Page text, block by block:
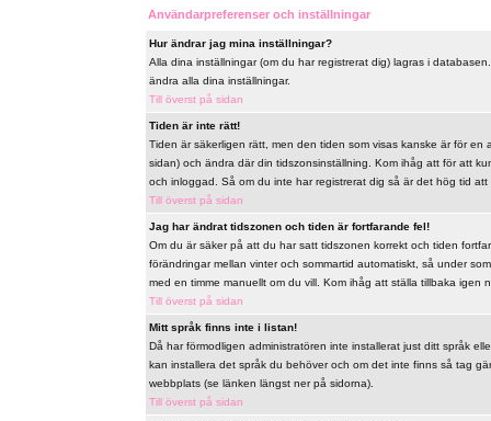
Användarpreferenser och inställningar
Hur ändrar jag mina inställningar?
Alla dina inställningar (om du har registrerat dig) lagras i
ändra alla dina inställningar.
Till överst på sidan
Tiden är inte rätt!
Tiden är säkerligen rätt, men den tiden som visas kanske är för
sidan) och ändra där din tidszonsinställning. Kom ihåg att för att
och inloggad. Så om du inte har registrerat dig så är det hög tid
Till överst på sidan
Jag har ändrat tidszonen och tiden är fortfarande fel!
Om du är säker på att du har satt tidszonen korrekt och tiden
förändringar mellan vinter och sommartid automatiskt, så under
med en timme manuellt om du vill. Kom ihåg att ställa tillbaka igen
Till överst på sidan
Mitt språk finns inte i listan!
Då har förmodligen administratören inte installerat just ditt språk
kan installera det språk du behöver och om det inte finns så tag
webbplats (se länken längst ner på sidorna).
Till överst på sidan